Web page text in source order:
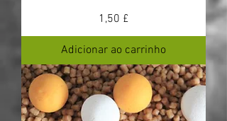
Preço
1,50 £
Adicionar ao carrinho